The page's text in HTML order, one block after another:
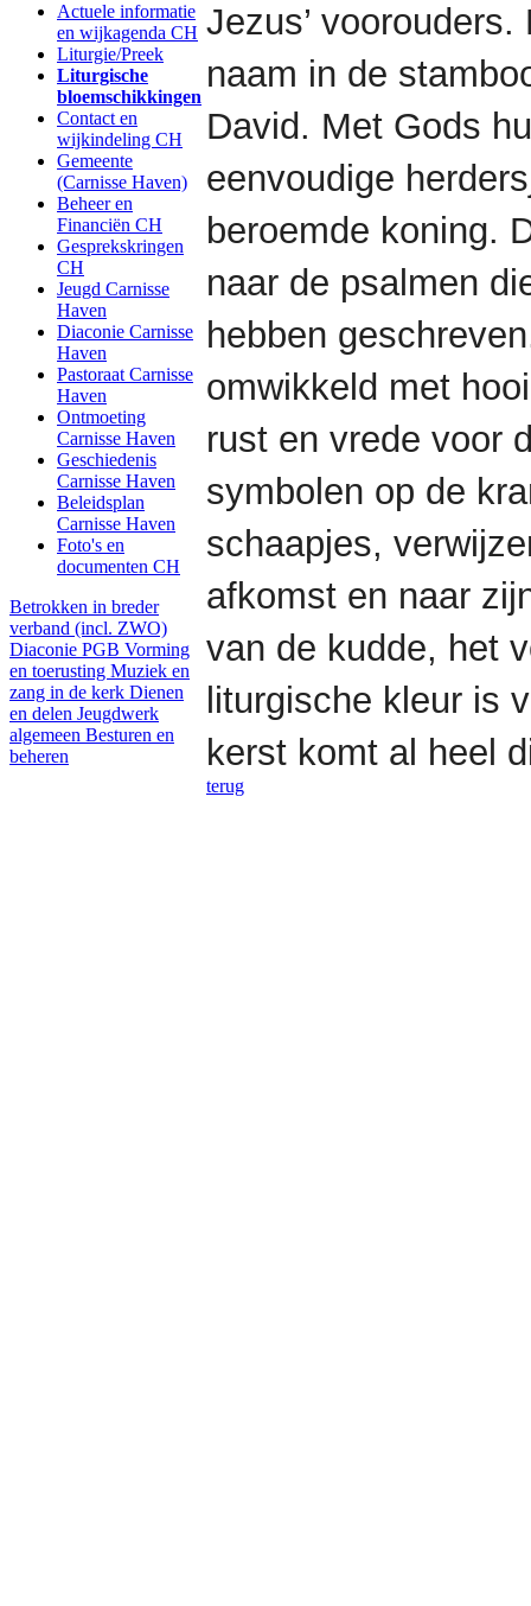
Actuele informatie
en wijkagenda CH
Liturgie/Preek
Liturgische
bloemschikkingen
Contact en
wijkindeling CH
Gemeente
(Carnisse Haven)
Beheer en
Financiën CH
Gesprekskringen
CH
Jeugd Carnisse
Haven
Diaconie Carnisse
Haven
Pastoraat Carnisse
Haven
Ontmoeting
Carnisse Haven
Geschiedenis
Carnisse Haven
Beleidsplan
Carnisse Haven
Foto's en
documenten CH
Betrokken in breder
verband (incl. ZWO)
Diaconie PGB Vorming
en toerusting Muziek en
zang in de kerk Dienen
en delen Jeugdwerk
algemeen Besturen en
beheren
Jezus’
naam in de
David. Met Gods
eenvoudige
beroemde koning.
naar de psalmen
hebben
omwikkeld met
rust en vrede voor
symbolen op de
schaapjes,
afkomst en naar
van de kudde, het
liturgische kleur is
kerst komt al heel
terug